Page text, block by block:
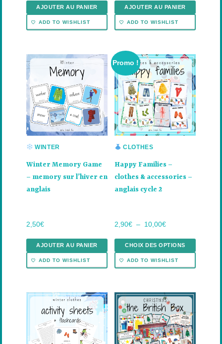
AJOUTER AU PANIER
ADD TO WISHLIST
AJOUTER AU PANIER
ADD TO WISHLIST
WINTER
Winter Memory Game
– memory sur l’hiver en
anglais
2,50€
AJOUTER AU PANIER
ADD TO WISHLIST
Promo !
CLOTHES
Happy Families –
clothes & accessories –
anglais cycle 2
2,90€ – 10,00€Plage
prix :
2,90€
à
CHOIX DES OPTIONS
Ce
produit
a
plusieurs
variations.
Les
options
peuvent
choisies
du
ADD TO WISHLIST
Ce
produit
plusieurs
Ce
produit
plusieurs